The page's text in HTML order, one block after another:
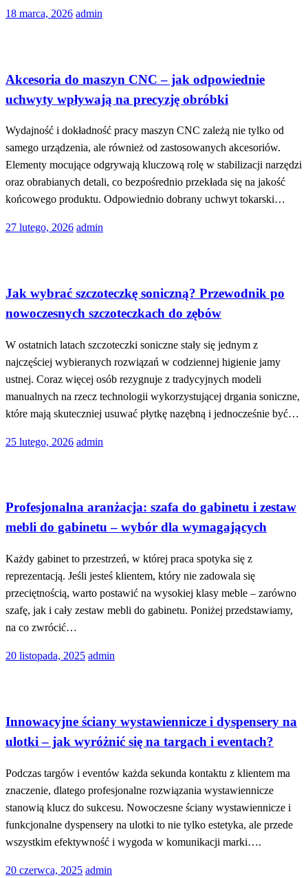
Opublikowane
18 marca, 2026 admin
Akcesoria do maszyn CNC – jak odpowiednie
uchwyty wpływają na precyzję obróbki
Wydajność i dokładność pracy maszyn CNC zależą nie tylko od
samego urządzenia, ale również od zastosowanych akcesoriów.
Elementy mocujące odgrywają kluczową rolę w stabilizacji narzędzi
oraz obrabianych detali, co bezpośrednio przekłada się na jakość
końcowego produktu. Odpowiednio dobrany uchwyt tokarski…
Opublikowane
27 lutego, 2026 admin
Jak wybrać szczoteczkę soniczną? Przewodnik po
nowoczesnych szczoteczkach do zębów
W ostatnich latach szczoteczki soniczne stały się jednym z
najczęściej wybieranych rozwiązań w codziennej higienie jamy
ustnej. Coraz więcej osób rezygnuje z tradycyjnych modeli
manualnych na rzecz technologii wykorzystującej drgania soniczne,
które mają skuteczniej usuwać płytkę nazębną i jednocześnie być…
Opublikowane
25 lutego, 2026 admin
Profesjonalna aranżacja: szafa do gabinetu i zestaw
mebli do gabinetu – wybór dla wymagających
Każdy gabinet to przestrzeń, w której praca spotyka się z
reprezentacją. Jeśli jesteś klientem, który nie zadowala się
przeciętnością, warto postawić na wysokiej klasy meble – zarówno
szafę, jak i cały zestaw mebli do gabinetu. Poniżej przedstawiamy,
na co zwrócić…
Opublikowane
20 listopada, 2025 admin
Innowacyjne ściany wystawiennicze i dyspensery na
ulotki – jak wyróżnić się na targach i eventach?
Podczas targów i eventów każda sekunda kontaktu z klientem ma
znaczenie, dlatego profesjonalne rozwiązania wystawiennicze
stanowią klucz do sukcesu. Nowoczesne ściany wystawiennicze i
funkcjonalne dyspensery na ulotki to nie tylko estetyka, ale przede
wszystkim efektywność i wygoda w komunikacji marki….
Opublikowane
20 czerwca, 2025 admin